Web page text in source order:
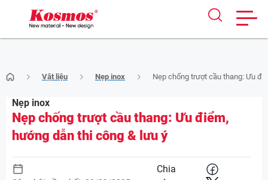
to
content
Vật liệu Nẹp inox Nẹp chống trượt cầu thang: Ưu
Nẹp inox
Nẹp chống trượt cầu thang: Ưu điểm,
hướng dẫn thi công & lưu ý
Chia